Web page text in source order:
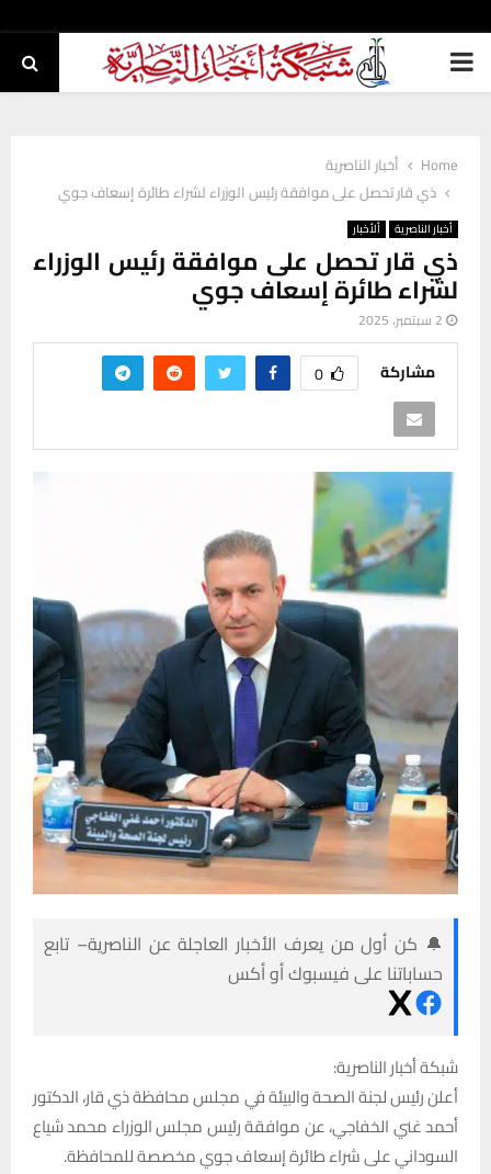
PRIMARY
Home
أخبار الناصرية
ذي قار تحصل على موافقة رئيس الوزراء لشراء طائرة إسعاف جوي
أخبار الناصرية ألأخبار
ذي قار تحصل على موافقة رئيس الوزراء
لشراء طائرة إسعاف جوي
2 سبتمبر، 2025
مشاركة 0
🔔 كن أول من يعرف الأخبار العاجلة عن الناصرية– تابع
حساباتنا على فيسبوك أو أكس
شبكة أخبار الناصرية:
أعلن رئيس لجنة الصحة والبيئة في مجلس محافظة ذي قار، الدكتور
أحمد غني الخفاجي، عن موافقة رئيس مجلس الوزراء محمد شياع
السوداني على شراء طائرة إسعاف جوي مخصصة للمحافظة.